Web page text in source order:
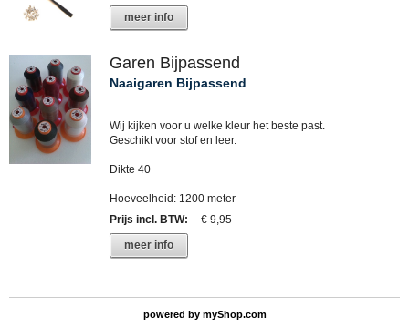
meer info
Garen Bijpassend
Naaigaren Bijpassend
Wij kijken voor u welke kleur het beste past.
Geschikt voor stof en leer.
Dikte 40
Hoeveelheid: 1200 meter
Prijs incl. BTW:
€ 9,95
meer info
powered by myShop.com